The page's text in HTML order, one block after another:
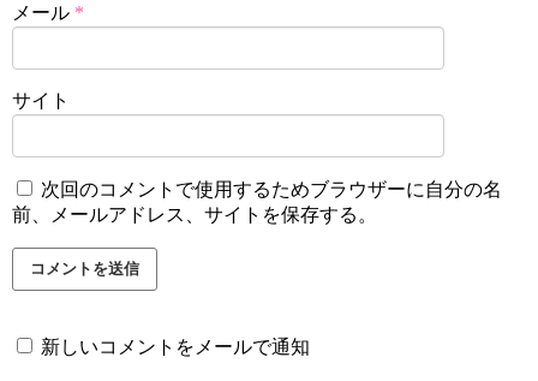
メール *
サイト
次回のコメントで使用するためブラウザーに自分の名
前、メールアドレス、サイトを保存する。
新しいコメントをメールで通知